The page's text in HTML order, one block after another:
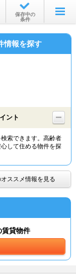
保存中の
条件
情報を探す
ント
索できます。高齢者
して住める物件を探
ススメ情報を見る
賃貸物件